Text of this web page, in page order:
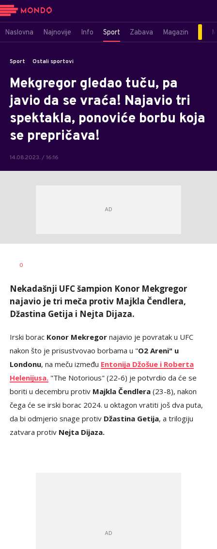
Naslovna Najnovije Info Sport Zabava Magazin
Sport Ostali sportovi
Mekgregor gledao tuču, pa
javio da se vraća! Najavio tri
spektakla, ponoviće borbu koja
se prepričava!
14.08.2023. / 16:16
AUTOR
0
Nekadašnji UFC šampion Konor Mekgregor
najavio je tri meča protiv Majkla Čendlera,
Džastina Getija i Nejta Dijaza.
Irski borac Konor Mekregor najavio je povratak u UFC
nakon što je prisustvovao borbama u "O2 Areni" u
Londonu, na meču između Entonija Džošue i Roberta
Helenijusa. "The Notorious" (22-6) je potvrdio da će se
boriti u decembru protiv Majkla Čendlera (23-8), nakon
čega će se irski borac 2024. u oktagon vratiti još dva puta,
da bi odmjerio snage protiv Džastina Getija, a trilogiju
zatvara protiv Nejta Dijaza.